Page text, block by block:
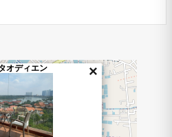
オディエン ×